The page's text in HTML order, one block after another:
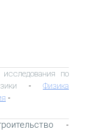
исследования по
-Физика
-
-